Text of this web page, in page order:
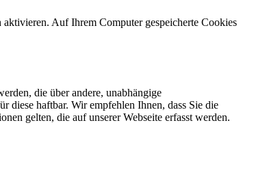
Auf Ihrem Computer gespeicherte Cookies
die über andere, unabhängige
diese haftbar. Wir empfehlen Ihnen, dass Sie die
gelten, die auf unserer Webseite erfasst werden.